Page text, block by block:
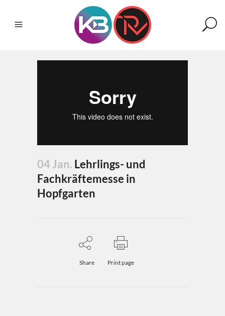
04 Jan. Lehrlings- und
Fachkräftemesse in
Hopfgarten
Share Print page